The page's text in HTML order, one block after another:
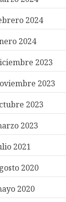
2024
2024
2023
2023
2023
2023
2021
2020
2020